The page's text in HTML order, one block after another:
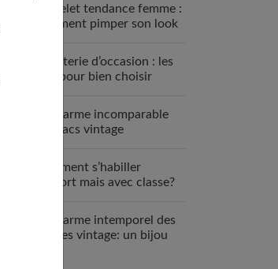
Bracelet tendance femme :
comment pimper son look
Bijouterie d’occasion : les
clés pour bien choisir
Le charme incomparable
des sacs vintage
Comment s’habiller
confort mais avec classe?
Le charme intemporel des
bagues vintage: un bijou